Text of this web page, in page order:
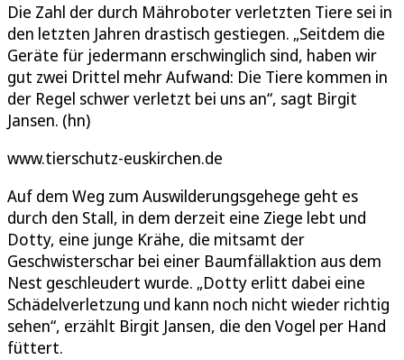
Die Zahl der durch Mähroboter verletzten Tiere sei in
den letzten Jahren drastisch gestiegen. „Seitdem die
Geräte für jedermann erschwinglich sind, haben wir
gut zwei Drittel mehr Aufwand: Die Tiere kommen in
der Regel schwer verletzt bei uns an“, sagt Birgit
Jansen. (hn)
www.tierschutz-euskirchen.de
Auf dem Weg zum Auswilderungsgehege geht es
durch den Stall, in dem derzeit eine Ziege lebt und
Dotty, eine junge Krähe, die mitsamt der
Geschwisterschar bei einer Baumfällaktion aus dem
Nest geschleudert wurde. „Dotty erlitt dabei eine
Schädelverletzung und kann noch nicht wieder richtig
sehen“, erzählt Birgit Jansen, die den Vogel per Hand
füttert.